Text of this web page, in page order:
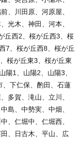
、川田原、河原屋、
光木、神田、河本、
丘西2、桜が丘西3、桜
7、桜が丘西8、桜が丘
桜が丘東3、桜が丘東
陽1、山陽2、山陽3、
、下仁保、酌田、石蓮
多賀、滝山、立川、
島、中勢実、中畑、
、仁堀中、仁堀西、
、日古木、平山、広